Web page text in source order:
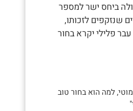
ביחס ישר למספר
שנזקפים לזכותו,
פלילי יקרא בחור
למה הוא בחור טוב